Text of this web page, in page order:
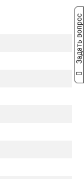
Задать вопрос